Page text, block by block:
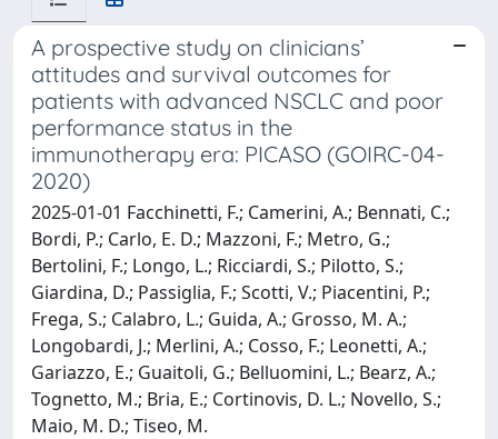
A prospective study on clinicians’
attitudes and survival outcomes for
patients with advanced NSCLC and poor
performance status in the
immunotherapy era: PICASO (GOIRC-04-
2020)
2025-01-01 Facchinetti, F.; Camerini, A.; Bennati, C.;
Bordi, P.; Carlo, E. D.; Mazzoni, F.; Metro, G.;
Bertolini, F.; Longo, L.; Ricciardi, S.; Pilotto, S.;
Giardina, D.; Passiglia, F.; Scotti, V.; Piacentini, P.;
Frega, S.; Calabro, L.; Guida, A.; Grosso, M. A.;
Longobardi, J.; Merlini, A.; Cosso, F.; Leonetti, A.;
Gariazzo, E.; Guaitoli, G.; Belluomini, L.; Bearz, A.;
Tognetto, M.; Bria, E.; Cortinovis, D. L.; Novello, S.;
Maio, M. D.; Tiseo, M.